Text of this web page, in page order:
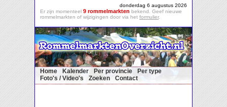
donderdag 6 augustus 2026
Er zijn momenteel 9 rommelmarkten bekend. Geef nieuwe
rommelmarkten of wijzigingen door via het formulier.
Home Kalender Per provincie
Per type
Foto's / Video's
Zoeken Contact